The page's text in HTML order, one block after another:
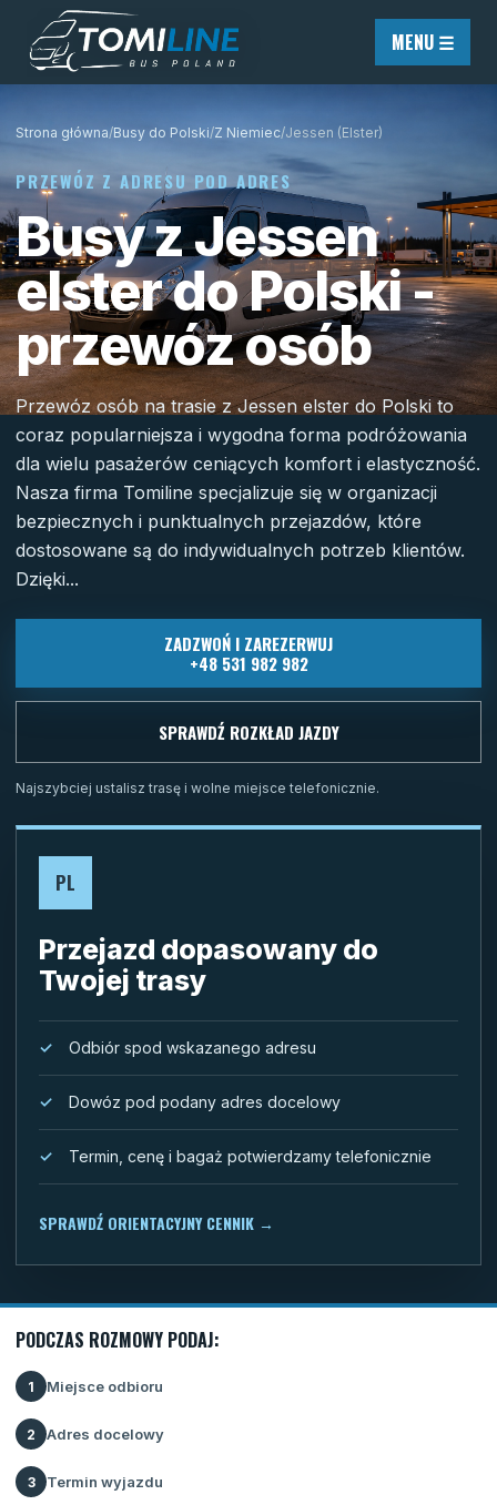
Przejdź do treści
MENU ☰
Strona główna/Busy do Polski/Z Niemiec/Jessen (Elster)
PRZEWÓZ Z ADRESU POD ADRES
Busy z Jessen
elster do Polski -
przewóz osób
Przewóz osób na trasie z Jessen elster do Polski to
coraz popularniejsza i wygodna forma podróżowania
dla wielu pasażerów ceniących komfort i elastyczność.
Nasza firma Tomiline specjalizuje się w organizacji
bezpiecznych i punktualnych przejazdów, które
dostosowane są do indywidualnych potrzeb klientów.
Dzięki...
ZADZWOŃ I ZAREZERWUJ
+48 531 982 982
SPRAWDŹ ROZKŁAD JAZDY
Najszybciej ustalisz trasę i wolne miejsce telefonicznie.
PL
Przejazd dopasowany do
Twojej trasy
Odbiór spod wskazanego adresu
Dowóz pod podany adres docelowy
Termin, cenę i bagaż potwierdzamy telefonicznie
SPRAWDŹ ORIENTACYJNY CENNIK →
PODCZAS ROZMOWY PODAJ:
1 Miejsce odbioru
2 Adres docelowy
3 Termin wyjazdu